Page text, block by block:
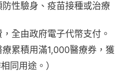
性驗身、疫苗接種或治療
全由政府電子代幣支付。
累積用滿1,000醫療券，獲
同用途。）